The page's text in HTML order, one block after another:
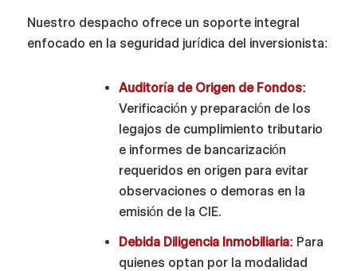
Nuestro despacho ofrece un soporte integral
enfocado en la seguridad jurídica del inversionista:
Auditoría de Origen de Fondos:
Verificación y preparación de los
legajos de cumplimiento tributario
e informes de bancarización
requeridos en origen para evitar
observaciones o demoras en la
emisión de la CIE.
Debida Diligencia Inmobiliaria: Para
quienes optan por la modalidad